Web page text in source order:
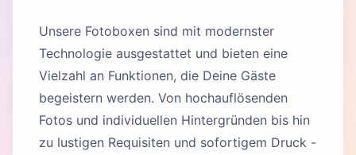
Unsere Fotoboxen sind mit modernster
Technologie ausgestattet und bieten eine
Vielzahl an Funktionen, die Deine Gäste
begeistern werden. Von hochauflösenden
Fotos und individuellen Hintergründen bis hin
zu lustigen Requisiten und sofortigem Druck -